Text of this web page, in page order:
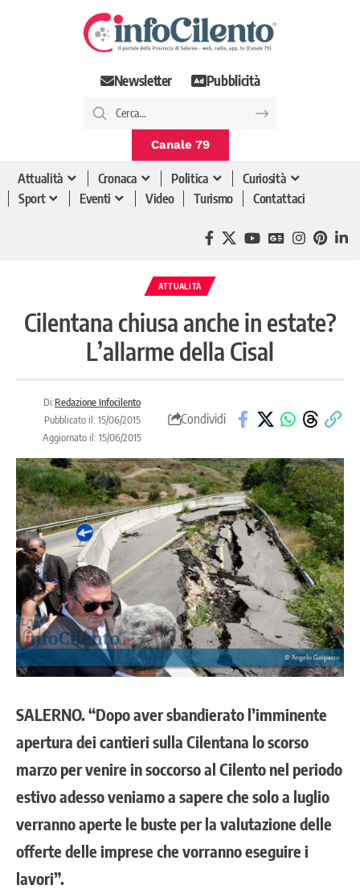
Newsletter Pubblicità
Canale 79
Attualità Cronaca Politica
Curiosità
Sport
Eventi Video Turismo Contattaci
ATTUALITÀ
Cilentana chiusa anche in estate?
L’allarme della Cisal
Di:Redazione Infocilento
Pubblicato il: 15/06/2015
Aggiornato il: 15/06/2015
Condividi
SALERNO. “Dopo aver sbandierato l’imminente
apertura dei cantieri sulla Cilentana lo scorso
marzo per venire in soccorso al Cilento nel periodo
estivo adesso veniamo a sapere che solo a luglio
verranno aperte le buste per la valutazione delle
offerte delle imprese che vorranno eseguire i
lavori”.